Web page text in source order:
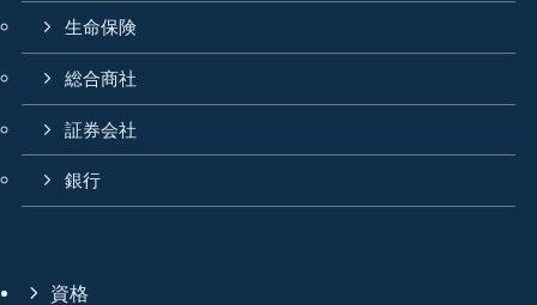
生命保険
総合商社
証券会社
銀行
資格